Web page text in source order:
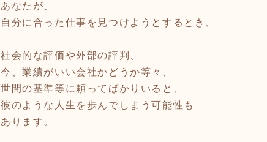
あなたが、
自分に合った仕事を見つけようとするとき、
社会的な評価や外部の評判、
今、業績がいい会社かどうか等々、
世間の基準等に頼ってばかりいると、
彼のような人生を歩んでしまう可能性も
あります。